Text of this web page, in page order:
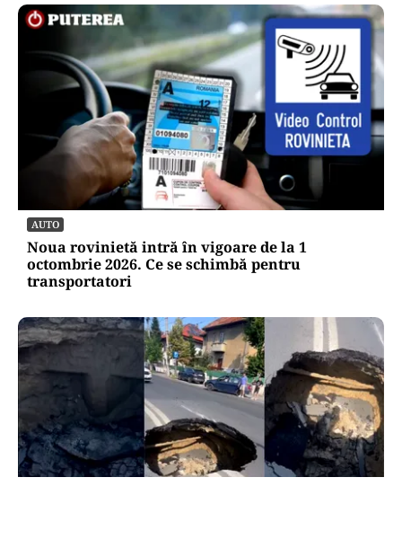
AUTO
Noua rovinietă intră în vigoare de la 1
octombrie 2026. Ce se schimbă pentru
transportatori